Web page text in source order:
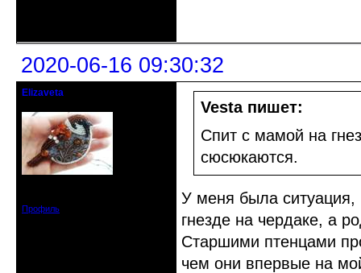
2020-06-16 09:30:32
Elizaveta
Профиль
Vesta пишет:
Спит с мамой на
сюсюкаются.
У меня была ситуация,
гнезде на чердаке, а
Старшими птенцами
чем они впервые на